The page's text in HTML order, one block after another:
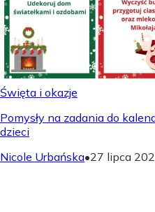
Święta i okazje
Pomysły na zadania do
dzieci
Nicole Urbańska•27 lipca